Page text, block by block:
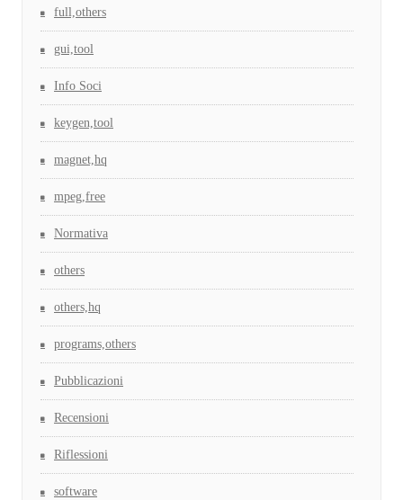
full,others
gui,tool
Info Soci
keygen,tool
magnet,hq
mpeg,free
Normativa
others
others,hq
programs,others
Pubblicazioni
Recensioni
Riflessioni
software